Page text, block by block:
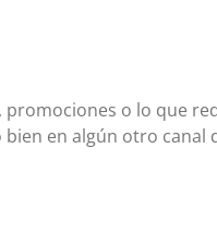
o lo que
en algún otro canal